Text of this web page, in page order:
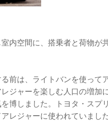
内空間に、搭乗者と荷物が
前は、ライトバンを使って
ジャーを楽しむ人口の増加
博しました。トヨタ・スプ
レジャーに使われていました